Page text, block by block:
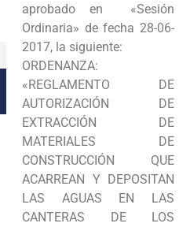
aprobado en «Sesión
Ordinaria» de fecha 28-06-
2017, la siguiente:
ORDENANZA:
«REGLAMENTO DE
AUTORIZACIÓN DE
EXTRACCIÓN DE
MATERIALES DE
CONSTRUCCIÓN QUE
ACARREAN Y DEPOSITAN
LAS AGUAS EN LAS
CANTERAS DE LOS